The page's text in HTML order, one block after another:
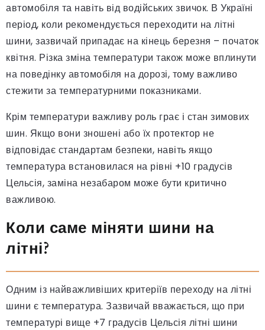
автомобіля та навіть від водійських звичок. В Україні
період, коли рекомендується переходити на літні
шини, зазвичай припадає на кінець березня – початок
квітня. Різка зміна температури також може вплинути
на поведінку автомобіля на дорозі, тому важливо
стежити за температурними показниками.
Крім температури важливу роль грає і стан зимових
шин. Якщо вони зношені або їх протектор не
відповідає стандартам безпеки, навіть якщо
температура встановилася на рівні +10 градусів
Цельсія, заміна незабаром може бути критично
важливою.
Коли саме міняти шини на
літні?
Одним із найважливіших критеріїв переходу на літні
шини є температура. Зазвичай вважається, що при
температурі вище +7 градусів Цельсія літні шини